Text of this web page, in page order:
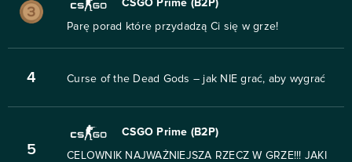
CSGO Prime (B2P)
Parę porad które przydadzą Ci się w grze!
4 Curse of the Dead Gods – jak NIE grać, aby wygrać
5
CSGO Prime (B2P)
CELOWNIK NAJWAŻNIEJSZA RZECZ W GRZE!!! JAKI